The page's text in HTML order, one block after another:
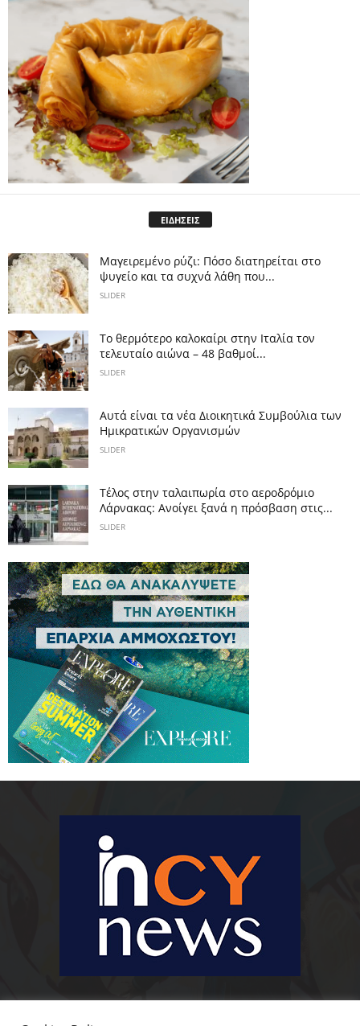
ΕΙΔΗΣΕΙΣ
Μαγειρεμένο ρύζι: Πόσο διατηρείται στο
ψυγείο και τα συχνά λάθη που...
SLIDER
Το θερμότερο καλοκαίρι στην Ιταλία τον
τελευταίο αιώνα – 48 βαθμοί...
SLIDER
Αυτά είναι τα νέα Διοικητικά Συμβούλια των
Ημικρατικών Οργανισμών
SLIDER
Tέλος στην ταλαιπωρία στο αεροδρόμιο
Λάρνακας: Ανοίγει ξανά η πρόσβαση στις...
SLIDER
είστε πραγματικά in cynews στην επικαιρότητα.